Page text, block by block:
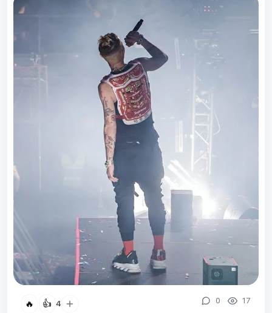
🔥 👍 4 0 17